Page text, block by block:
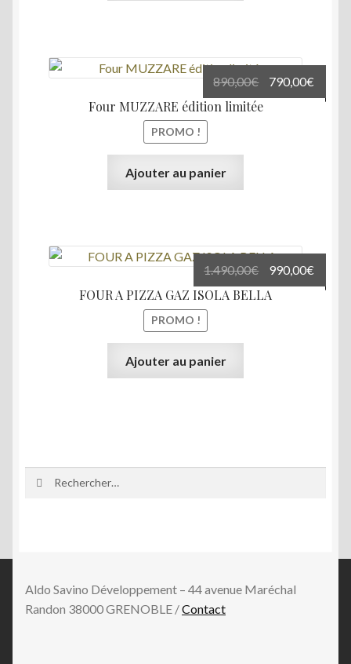
Four MUZZARE édition limitée
PROMO !
890,00€
Le
prix
790,00€
prix
Ajouter au panier
FOUR A PIZZA GAZ ISOLA BELLA
PROMO !
1.490,00€
Le
prix
990,00€
prix
Ajouter au panier
Aldo Savino Développement – 44 avenue Maréchal
Randon 38000 GRENOBLE /Contact